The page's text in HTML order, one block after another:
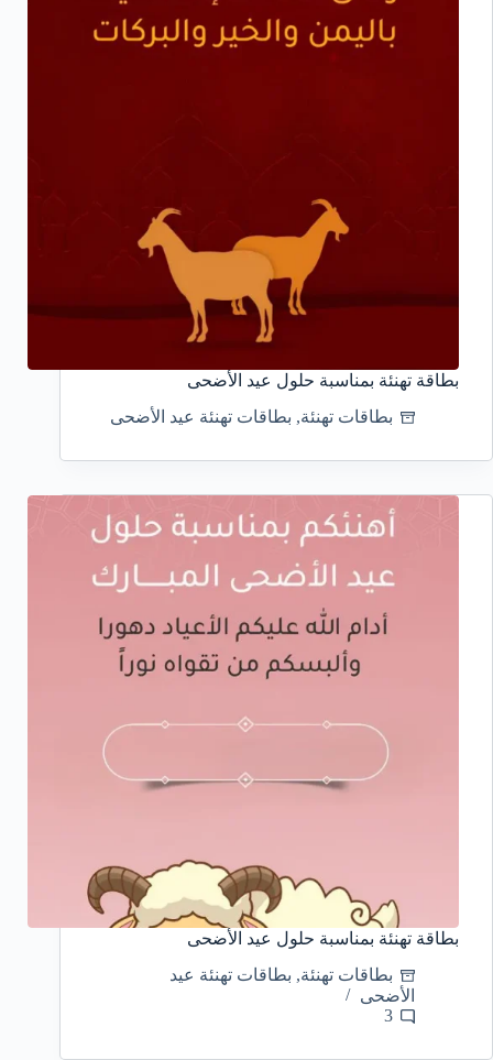
بطاقة تهنئة بمناسبة حلول عيد الأضحى
بطاقات تهنئة, بطاقات تهنئة عيد الأضحى
بطاقة تهنئة بمناسبة حلول عيد الأضحى
بطاقات تهنئة, بطاقات تهنئة عيد
الأضحى
3